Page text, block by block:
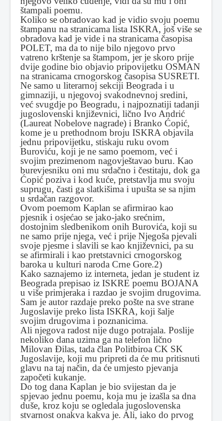
štampali poemu.
Koliko se obradovao kad je vidio svoju poemu
štampanu na stranicama lista ISKRA, još više se
obradova kad je vide i na stranicama časopisa
POLET, ma da to nije bilo njegovo prvo
vatreno krštenje sa štampom, jer je skoro prije
dvije godine bio objavio pripovijetku OSMAN
na stranicama crnogorskog časopisa SUSRETI.
Ne samo u literarnoj sekciji Beograda i u
gimnaziji, u njegovoj svakodnevnoj sredini,
već svugdje po Beogradu, i najpoznatiji tadanji
jugoslovenski književnici, lično Ivo Andrić
(Laureat Nobelove nagrade) i Branko Ćopić,
kome je u prethodnom broju ISKRA objavila
jednu pripovijetku, stiskaju ruku ovom
Buroviću, koji je ne samo poemom, već i
svojim prezimenom nagovještavao buru. Kao
burevjesniku oni mu srdačno i čestitaju, dok ga
Ćopić poziva i kod kuće, pretstavlja mu svoju
suprugu, časti ga slatkišima i upušta se sa njim
u srdačan razgovor.
Ovom poemom Kaplan se afirmirao kao
pjesnik i osjećao se jako-jako srećnim,
dostojnim sledbenikom onih Burovića, koji su
ne samo prije njega, već i prije Njegoša pjevali
svoje pjesme i slavili se kao književnici, pa su
se afirmirali i kao pretstavnici crnogorskog
baroka u kulturi naroda Crne Gore.2)
Kako saznajemo iz interneta, jedan je student iz
Beograda prepisao iz ISKRE poemu BOJANA
u više primjeraka i razdao je svojim drugovima.
Sam je autor razdaje preko pošte na sve strane
Jugoslavije preko lista ISKRA, koji šalje
svojim drugovima i poznanicima.
Ali njegova radost nije dugo potrajala. Poslije
nekoliko dana uzima ga na telefon lično
Milovan Ðilas, tada član Politbiroa CK SK
Jugoslavije, koji mu pripreti da će mu pritisnuti
glavu na taj način, da će umjesto pjevanja
započeti kukanje.
Do tog dana Kaplan je bio svijestan da je
spjevao jednu poemu, koja mu je izašla sa dna
duše, kroz koju se ogledala jugoslovenska
stvarnost onakva kakva je. Ali, iako do prvog